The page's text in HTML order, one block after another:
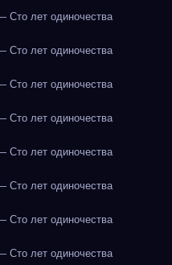
Сто лет одиночества
Сто лет одиночества
Сто лет одиночества
Сто лет одиночества
Сто лет одиночества
Сто лет одиночества
Сто лет одиночества
Сто лет одиночества